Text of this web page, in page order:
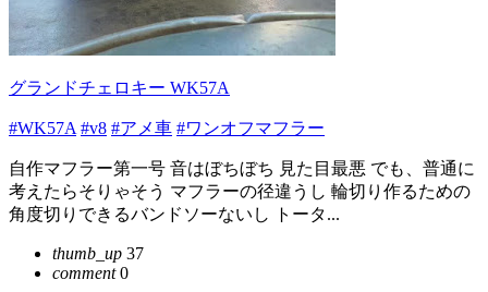
グランドチェロキー WK57A
#WK57A #v8 #アメ車 #ワンオフマフラー
自作マフラー第一号 音はぼちぼち 見た目最悪 でも、普通に
考えたらそりゃそう マフラーの径違うし 輪切り作るための
角度切りできるバンドソーないし トータ...
thumb_up 37
comment0